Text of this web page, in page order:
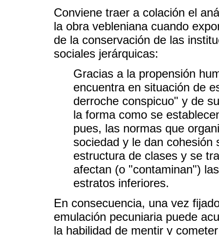
Conviene traer a colación el
la obra vebleniana cuando
de la conservación de las
sociales jerárquicas:
Gracias a la propensión
encuentra en situación de
derroche conspicuo" y de
la forma como se
pues, las normas que
sociedad y le dan cohesión
estructura de clases y se
afectan (o "contaminan")
estratos inferiores.
En consecuencia, una vez
emulación pecuniaria puede
la habilidad de mentir y